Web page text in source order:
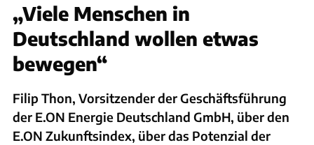
„Viele Menschen in
Deutschland wollen etwas
bewegen“
Filip Thon, Vorsitzender der Geschäftsführung
der E.ON Energie Deutschland GmbH, über den
E.ON Zukunftsindex, über das Potenzial der